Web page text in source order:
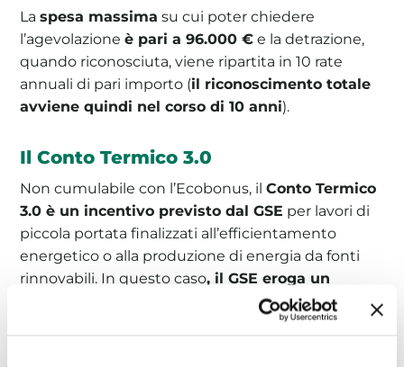
Laspesa massima su cui poter chiedere
l’agevolazioneè pari a 96.000 € e la detrazione,
quando riconosciuta, viene ripartita in 10 rate
annuali di pari importo (il riconoscimento totale
avviene quindi nel corso di 10 anni).
Il Conto Termico 3.0
Non cumulabile con l’Ecobonus, ilConto Termico
3.0 è un incentivo previsto dal GSE per lavori di
piccola portata finalizzati all’efficientamento
energetico o alla produzione di energia da fonti
rinnovabili. In questo caso, il GSE eroga un
contributo diretto al beneficiario(tramite
del limite massimo